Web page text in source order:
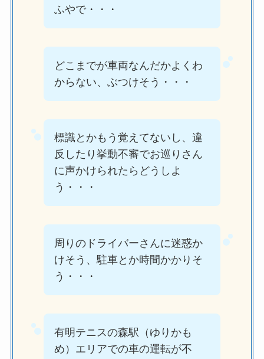
ふやで・・・
どこまでが車両なんだかよくわ
からない、ぶつけそう・・・
標識とかもう覚えてないし、違
反したり挙動不審でお巡りさん
に声かけられたらどうしよ
う・・・
周りのドライバーさんに迷惑か
けそう、駐車とか時間かかりそ
う・・・
有明テニスの森駅（ゆりかも
め）エリアでの車の運転が不